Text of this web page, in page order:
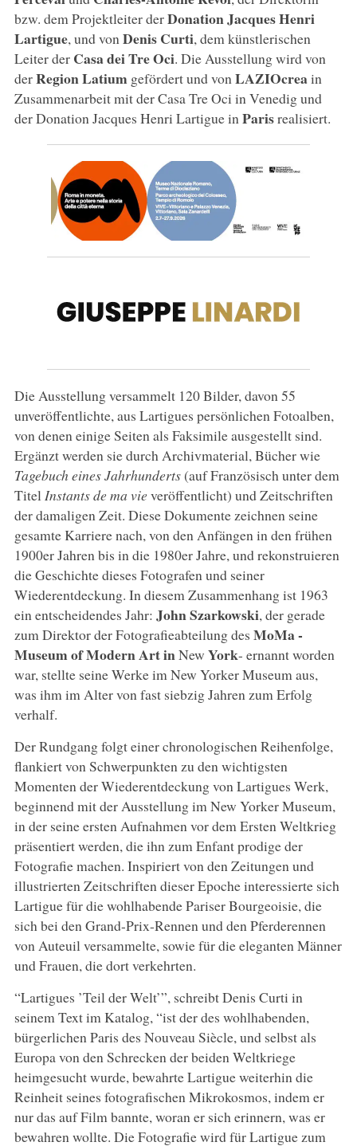
bzw. dem Projektleiter derDonation Jacques Henri
Lartigue, und von Denis Curti, dem künstlerischen
Leiter der Casa dei Tre Oci. Die Ausstellung wird von
derRegion Latium gefördert und von LAZIOcreain
Zusammenarbeit mit der Casa Tre Oci in Venedig und
der Donation Jacques Henri Lartigue in Parisrealisiert.
Die Ausstellung versammelt 120 Bilder, davon 55
unveröffentlichte, aus Lartigues persönlichen Fotoalben,
von denen einige Seiten als Faksimile ausgestellt sind.
Ergänzt werden sie durch Archivmaterial, Bücher wie
Tagebuch eines Jahrhunderts(auf Französisch unter dem
Titel Instants de ma vieveröffentlicht) und Zeitschriften
der damaligen Zeit. Diese Dokumente zeichnen seine
gesamte Karriere nach, von den Anfängen in den frühen
1900er Jahren bis in die 1980er Jahre, und rekonstruieren
die Geschichte dieses Fotografen und seiner
Wiederentdeckung. In diesem Zusammenhang ist 1963
ein entscheidendes Jahr: John Szarkowski, der gerade
zum Direktor der Fotografieabteilung des MoMa -
Museum of Modern Art inNew York- ernannt worden
war, stellte seine Werke im New Yorker Museum aus,
was ihm im Alter von fast siebzig Jahren zum Erfolg
verhalf.
Der Rundgang folgt einer chronologischen Reihenfolge,
flankiert von Schwerpunkten zu den wichtigsten
Momenten der Wiederentdeckung von Lartigues Werk,
beginnend mit der Ausstellung im New Yorker Museum,
in der seine ersten Aufnahmen vor dem Ersten Weltkrieg
präsentiert werden, die ihn zum Enfant prodige der
Fotografie machen. Inspiriert von den Zeitungen und
illustrierten Zeitschriften dieser Epoche interessierte sich
Lartigue für die wohlhabende Pariser Bourgeoisie, die
sich bei den Grand-Prix-Rennen und den Pferderennen
von Auteuil versammelte, sowie für die eleganten Männer
und Frauen, die dort verkehrten.
“Lartigues ’Teil der Welt’”, schreibt Denis Curti in
seinem Text im Katalog, “ist der des wohlhabenden,
bürgerlichen Paris des Nouveau Siècle, und selbst als
Europa von den Schrecken der beiden Weltkriege
heimgesucht wurde, bewahrte Lartigue weiterhin die
Reinheit seines fotografischen Mikrokosmos, indem er
nur das auf Film bannte, woran er sich erinnern, was er
bewahren wollte. Die Fotografie wird für Lartigue zum